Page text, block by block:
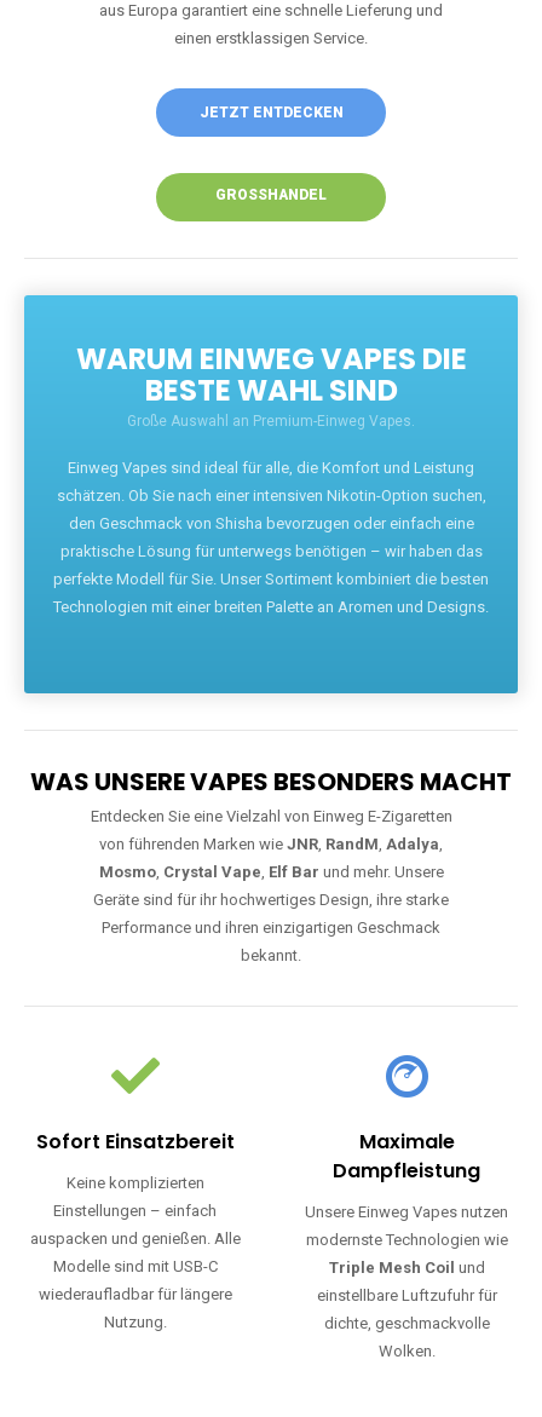
aus Europa garantiert eine schnelle Lieferung und
einen erstklassigen Service.
JETZT ENTDECKEN
GROSSHANDEL
WARUM EINWEG VAPES DIE
BESTE WAHL SIND
Große Auswahl an Premium-Einweg Vapes.
Einweg Vapes sind ideal für alle, die Komfort und Leistung
schätzen. Ob Sie nach einer intensiven Nikotin-Option suchen,
den Geschmack von Shisha bevorzugen oder einfach eine
praktische Lösung für unterwegs benötigen – wir haben das
perfekte Modell für Sie. Unser Sortiment kombiniert die besten
Technologien mit einer breiten Palette an Aromen und Designs.
WAS UNSERE VAPES BESONDERS MACHT
Entdecken Sie eine Vielzahl von Einweg E-Zigaretten
von führenden Marken wie JNR, RandM, Adalya,
Mosmo, Crystal Vape, Elf Bar und mehr. Unsere
Geräte sind für ihr hochwertiges Design, ihre starke
Performance und ihren einzigartigen Geschmack
bekannt.
Sofort Einsatzbereit
Keine komplizierten
Einstellungen – einfach
auspacken und genießen. Alle
Modelle sind mit USB-C
wiederaufladbar für längere
Nutzung.
Maximale
Dampfleistung
Unsere Einweg Vapes nutzen
modernste Technologien wie
Triple Mesh Coil und
einstellbare Luftzufuhr für
dichte, geschmackvolle
Wolken.